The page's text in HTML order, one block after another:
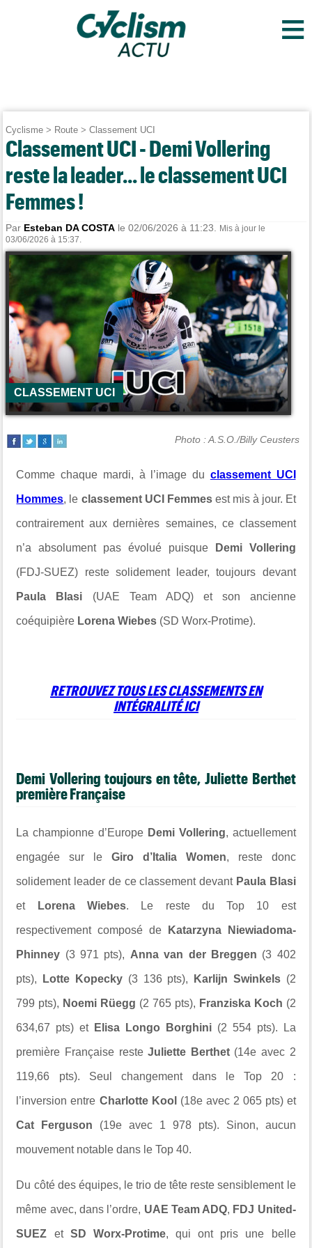
≡
Cyclisme > Route >Classement UCI
Classement UCI - Demi Vollering
reste la leader... le classement UCI
Femmes !
Par Esteban DA COSTA le 02/06/2026 à 11:23.
Mis à jour le
03/06/2026 à 15:37.
CLASSEMENT UCI
Photo : A.S.O./Billy Ceusters
Comme chaque mardi, à l’image du classement UCI
Hommes, le classement UCI Femmes est mis à jour. Et
contrairement aux dernières semaines, ce classement
n’a absolument pas évolué puisque Demi Vollering
(FDJ-SUEZ) reste solidement leader, toujours devant
Paula Blasi (UAE Team ADQ) et son ancienne
coéquipière Lorena Wiebes (SD Worx-Protime).
RETROUVEZ TOUS LES CLASSEMENTS EN
INTÉGRALITÉ ICI
Demi Vollering toujours en tête, Juliette Berthet
première Française
La championne d’Europe Demi Vollering, actuellement
engagée sur leGiro d’Italia Women, reste donc
solidement leader de ce classement devant Paula Blasi
et Lorena Wiebes. Le reste du Top 10 est
respectivement composé de Katarzyna Niewiadoma-
Phinney (3 971 pts), Anna van der Breggen (3 402
pts), Lotte Kopecky (3 136 pts), Karlijn Swinkels(2
799 pts), Noemi Rüegg (2 765 pts), Franziska Koch (2
634,67 pts) et Elisa Longo Borghini(2 554 pts). La
première Française resteJuliette Berthet(14e avec 2
119,66 pts). Seul changement dans le Top 20 :
l’inversion entre Charlotte Kool (18e avec 2 065 pts) et
Cat Ferguson (19e avec 1 978 pts). Sinon, aucun
mouvement notable dans le Top 40.
Du côté des équipes, le trio de tête reste sensiblement le
même avec, dans l’ordre, UAE Team ADQ, FDJ United-
SUEZ et SD Worx-Protime, qui ont pris une belle